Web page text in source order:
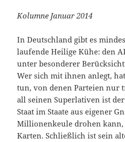
Kolumne Januar 2014
In Deutschland gibt es
laufende Heilige Kühe: den
unter besonderer
Wer sich mit ihnen anlegt,
tun, von denen Parteien nur
all seinen Superlativen ist
Staat im Staate aus eigener
Millionenkeule drohen kann,
Karten. Schließlich ist sein